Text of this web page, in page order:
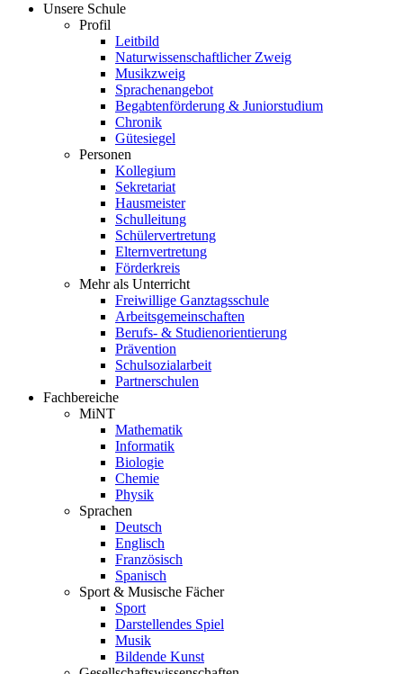
Unsere Schule
Profil
Leitbild
Naturwissenschaftlicher Zweig
Musikzweig
Sprachenangebot
Begabtenförderung & Juniorstudium
Chronik
Gütesiegel
Personen
Kollegium
Sekretariat
Hausmeister
Schulleitung
Schülervertretung
Elternvertretung
Förderkreis
Mehr als Unterricht
Freiwillige Ganztagsschule
Arbeitsgemeinschaften
Berufs- & Studienorientierung
Prävention
Schulsozialarbeit
Partnerschulen
Fachbereiche
MiNT
Mathematik
Informatik
Biologie
Chemie
Physik
Sprachen
Deutsch
Englisch
Französisch
Spanisch
Sport & Musische Fächer
Sport
Darstellendes Spiel
Musik
Bildende Kunst